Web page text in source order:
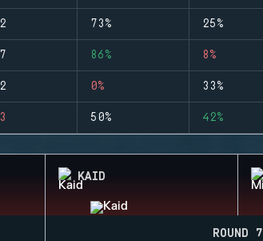
73% 25%
86% 8%
0% 33%
50% 42%
KAID
ROUND 7